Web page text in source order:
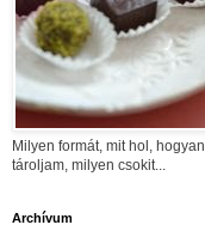
Milyen formát, mit hol, hogyan
tároljam, milyen csokit...
Archívum